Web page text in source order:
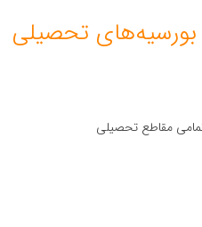
مقاطع تحصیلی